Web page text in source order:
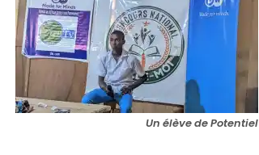
Un élève de Potentiel